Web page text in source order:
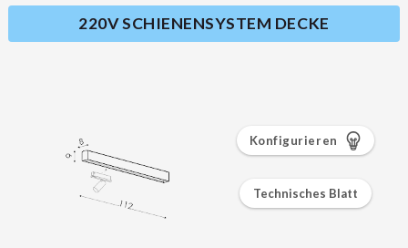
220V SCHIENENSYSTEM DECKE
Konfigurieren
Technisches Blatt